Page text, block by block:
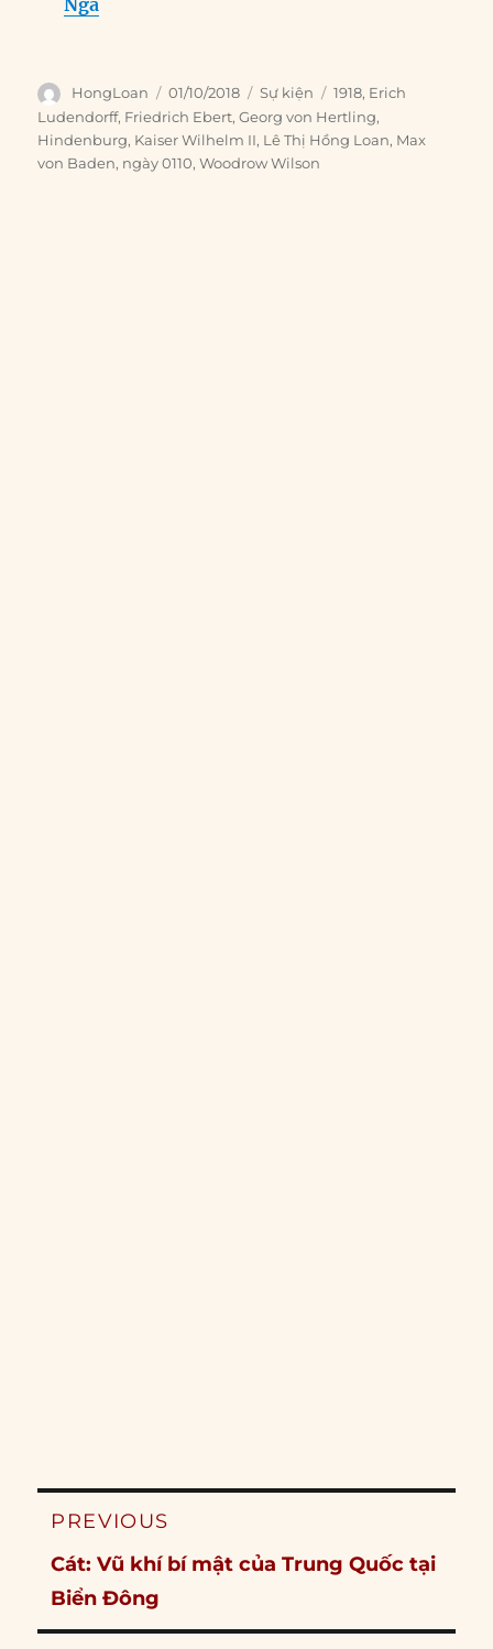
Nga
Author
HongLoan
Posted
on
01/10/2018 Categories
Sự kiện Tags
1918, Erich
Ludendorff, Friedrich Ebert,Georg von Hertling,
Hindenburg, Kaiser Wilhelm II, Lê Thị Hồng Loan, Max
von Baden, ngày 0110,Woodrow Wilson
Post
PREVIOUS
Previous
post:
Cát: Vũ khí bí mật của Trung Quốc tại
Biển Đông